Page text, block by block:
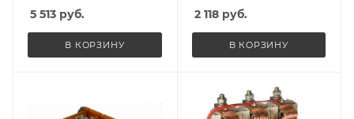
5 513 руб.
В КОРЗИНУ
2 118руб.
В КОРЗИНУ